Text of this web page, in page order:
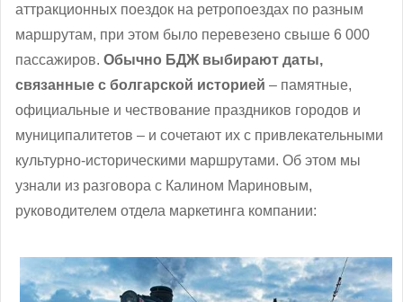
аттракционных поездок на ретропоездах по разным
маршрутам, при этом было перевезено свыше 6 000
пассажиров. Обычно БДЖ выбирают даты,
связанные с болгарской историей – памятные,
официальные и чествование праздников городов и
муниципалитетов – и сочетают их с привлекательными
культурно-историческими маршрутами. Об этом мы
узнали из разговора с Калином Мариновым,
руководителем отдела маркетинга компании: